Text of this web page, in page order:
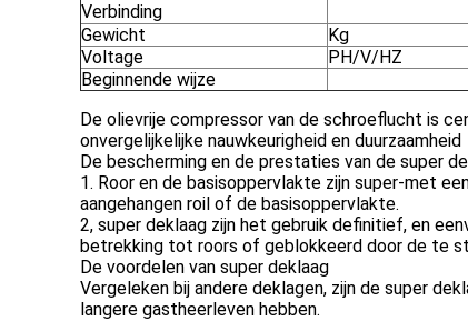
Verbinding
Gewicht
Kg
Voltage
PH/V/HZ
Beginnende wijze
De olievrije compressor van de schroeflucht is
onvergelijkelijke nauwkeurigheid en duurzaamheid
De bescherming en de prestaties van de super
1. Roor en de basisoppervlakte zijn super-met
aangehangen roil of de basisoppervlakte.
2, super deklaag zijn het gebruik definitief, en
betrekking tot roors of geblokkeerd door de te
De voordelen van super deklaag
Vergeleken bij andere deklagen, zijn de super
langere gastheerleven hebben.